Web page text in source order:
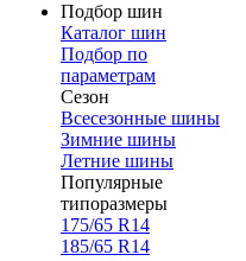
Подбор шин
Каталог шин
Подбор по
параметрам
Сезон
Всесезонные шины
Зимние шины
Летние шины
Популярные
типоразмеры
175/65 R14
185/65 R14